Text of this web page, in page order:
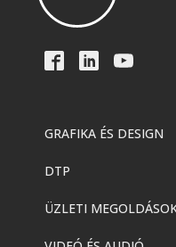
GRAFIKA ÉS DESIGN
DTP
ÜZLETI